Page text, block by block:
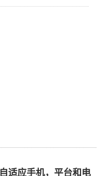
适应手机，平台和电